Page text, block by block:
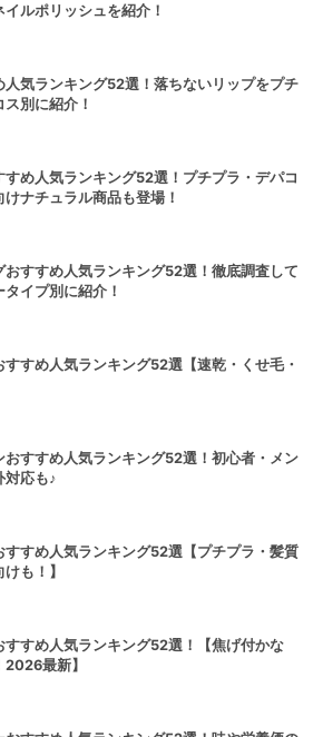
ルポリッシュを紹介！
人気ランキング52選！落ちないリップをプチ
別に紹介！
すめ人気ランキング52選！プチプラ・デパコ
けナチュラル商品も登場！
おすすめ人気ランキング52選！徹底調査して
イプ別に紹介！
すすめ人気ランキング52選【速乾・くせ毛・
おすすめ人気ランキング52選！初心者・メン
対応も♪
すすめ人気ランキング52選【プチプラ・髪質
も！】
すすめ人気ランキング52選！【焦げ付かな
最新】